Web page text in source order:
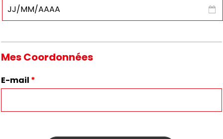
Mes Coordonnées
E-mail *